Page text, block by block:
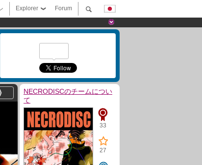
Forum
Explorer
NECRODISCのチームについ
て
33
27